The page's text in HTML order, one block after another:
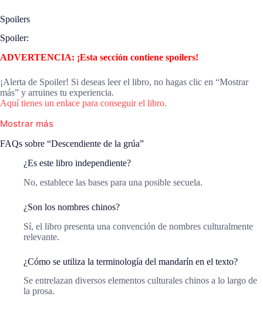
Spoilers
Spoiler:
ADVERTENCIA: ¡Esta sección contiene spoilers!
¡Alerta de Spoiler! Si deseas leer el libro, no hagas clic en “Mostrar
más” y arruines tu experiencia.
Aquí tienes un enlace para conseguir el libro.
Mostrar más
FAQs sobre “Descendiente de la grúa”
¿Es este libro independiente?
No, establece las bases para una posible secuela.
¿Son los nombres chinos?
Sí, el libro presenta una convención de nombres culturalmente
relevante.
¿Cómo se utiliza la terminología del mandarín en el texto?
Se entrelazan diversos elementos culturales chinos a lo largo de
la prosa.